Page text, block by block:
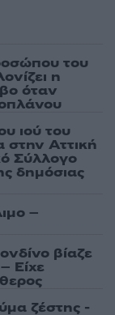
του
η
όταν
ιού του
στην Αττική
Σύλλογο
δημόσιας
–
βίαζε
Είχε
ζέστης -